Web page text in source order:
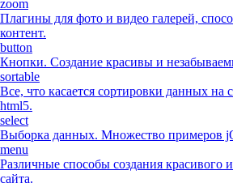
zoom
Плагины для фото и видео галерей,
контент.
button
Кнопки. Создание красивы и
sortable
Все, что касается сортировки данных на
html5.
select
Выборка данных. Множество примеров
menu
Различные способы создания красивого
сайта.